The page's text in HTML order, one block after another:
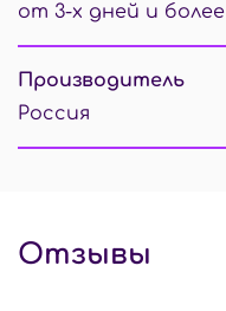
от 3-х дней и более
Производитель
Россия
Отзывы